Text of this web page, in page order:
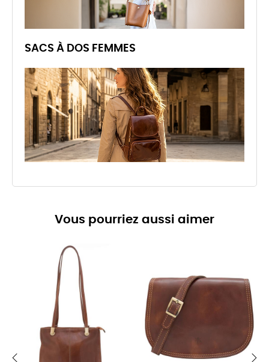
SACS À DOS FEMMES
Vous pourriez aussi aimer